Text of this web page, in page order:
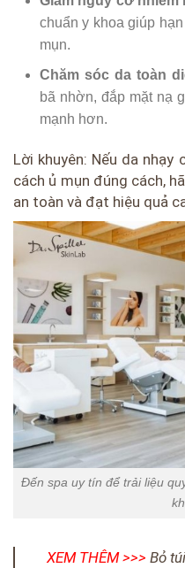
chuẩn y khoa giúp
mụn.
Chăm sóc da toàn
bã nhờn, đắp mặt nạ
mạnh hơn.
Lời khuyên: Nếu da nhạy
cách ủ mụn đúng cách,
an toàn và đạt hiệu quả
Đến spa uy tín để trải liệu
XEM THÊM >>> Bỏ